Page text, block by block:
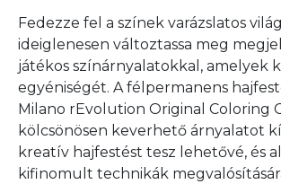
Fedezze fel a színek varázslatos
ideiglenesen változtassa meg
játékos színárnyalatokkal, amelyek
egyéniségét. A félpermanens
Milano rEvolution Original Coloring
kölcsönösen keverhető árnyalatot
kreatív hajfestést tesz lehetővé, és
kifinomult technikák